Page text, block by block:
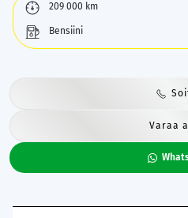
209 000 km
Bensiini
Varaa